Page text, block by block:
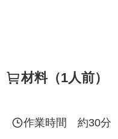
材料（1人前）
作業時間 約30分